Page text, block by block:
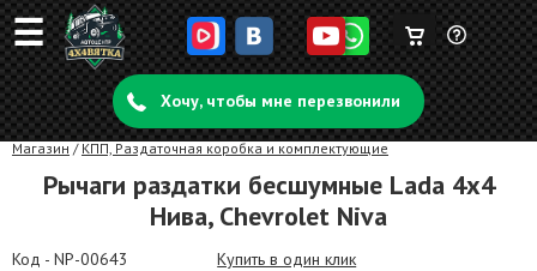
☰ Задать
вопрос
Корзина
пуста
Хочу, чтобы мне перезвонили
Магазин / КПП, Раздаточная коробка и комплектующие
Рычаги раздатки бесшумные Lada 4x4
Нива, Chevrolet Niva
Код - NP-00643
Купить в один клик